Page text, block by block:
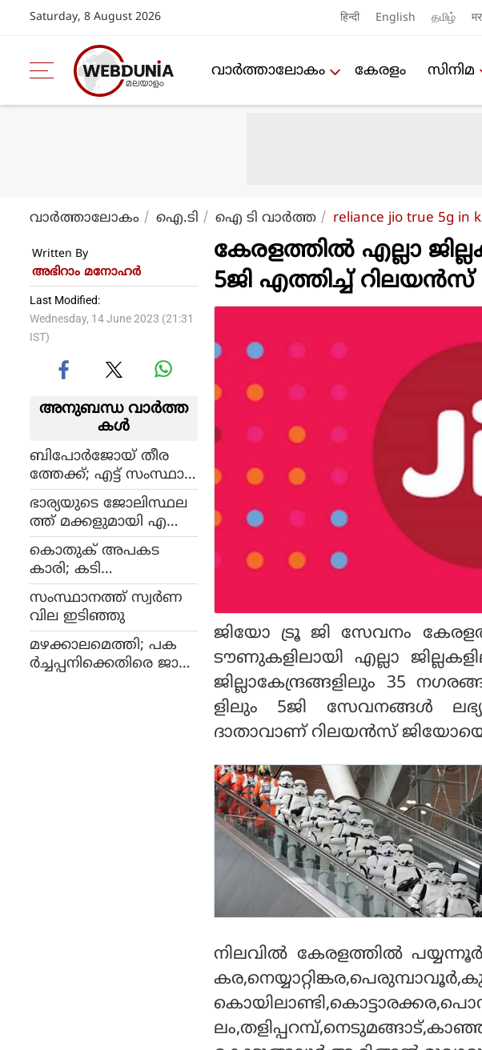
Saturday, 8 August 2026 हिन्दी English தமிழ்
വാര്‍ത്താലോകം കേരളം സിനിമ
വാര്‍ത്താലോകം ഐ.ടി ഐ ടി വാര്‍ത്ത reliance jio true 5g in
Written By
അഭിറാം മനോഹർ
Last Modified:
Wednesday, 14 June 2023 (21:31
IST)
അനുബന്ധ വാര്‍ത്ത
കള്‍
ബിപോര്‍ജോയ് തീര
ത്തേക്ക്; എട്ട് സംസ്ഥാന
ങ്ങള്‍ക്ക് ജാഗ്രത, പട്ടിക
യില്‍ കേരളവും !
ഭാര്യയുടെ ജോലിസ്ഥല
ത്ത് മക്കളുമായി എത്തി
ആത്മഹത്യക്ക് ശ്രമിച്ച ഭ
ര്‍ത്താവ്
കൊതുക് അപകട
കാരി; കടി
കിട്ടാതിരിക്കാന്‍ പ്ര
ത്യേകം ശ്രദ്ധിക്കണം
സംസ്ഥാനത്ത് സ്വര്‍ണ
വില ഇടിഞ്ഞു
മഴക്കാലമെത്തി; പക
ര്‍ച്ചപ്പനിക്കെതിരെ ജാഗ്ര
കേരളത്തില്‍ എല്ലാ
5ജി എത്തിച്ച്
ജിയോ ട്രൂ ജി സേവനം
ടൗണുകളിലായി എല്ലാ
ജില്ലാകേന്ദ്രങ്ങളിലും 35
ളിലും 5ജി സേവനങ്ങള്‍
ദാതാവാണ് റിലയന്‍സ്
നിലവില്‍ കേരളത്തില്‍